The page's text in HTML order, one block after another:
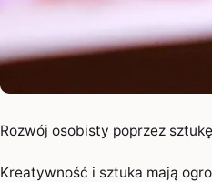
Rozwój osobisty poprzez
Kreatywność i sztuka mają